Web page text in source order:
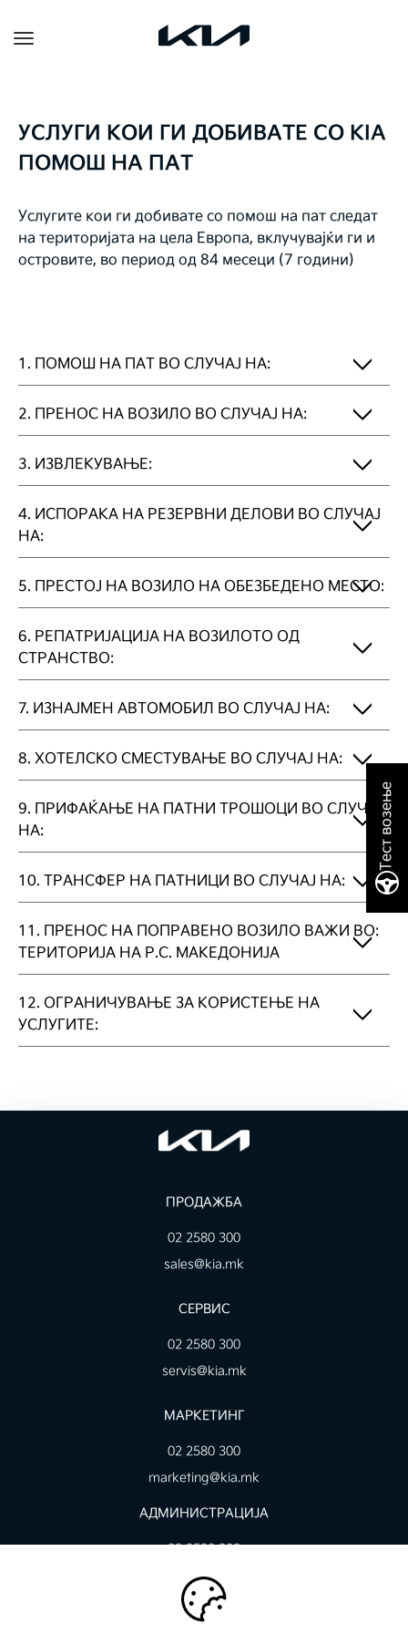
Toggle
УСЛУГИ КОИ ГИ ДОБИВАТЕ СО KIA
ПОМОШ НА ПАТ
Услугите кои ги добивате со помош на пат следат
на територијата на цела Европа, вклучувајќи ги и
островите, во период од 84 месеци (7 години)
1. ПОМОШ НА ПАТ ВО СЛУЧАЈ НА:
2. ПРЕНОС НА ВОЗИЛО ВО СЛУЧАЈ НА:
3. ИЗВЛЕКУВАЊЕ:
4. ИСПОРАКА НА РЕЗЕРВНИ ДЕЛОВИ ВО СЛУЧАЈ
НА:
5. ПРЕСТОЈ НА ВОЗИЛО НА ОБЕЗБЕДЕНО МЕСТО:
6. РЕПАТРИЈАЦИЈА НА ВОЗИЛОТО ОД
СТРАНСТВО:
7. ИЗНАЈМЕН АВТОМОБИЛ ВО СЛУЧАЈ НА:
8. ХОТЕЛСКО СМЕСТУВАЊЕ ВО СЛУЧАЈ НА:
9. ПРИФАЌАЊЕ НА ПАТНИ ТРОШОЦИ ВО СЛУЧАЈ
НА:
10. ТРАНСФЕР НА ПАТНИЦИ ВО СЛУЧАЈ НА:
11. ПРЕНОС НА ПОПРАВЕНО ВОЗИЛО ВАЖИ ВО:
ТЕРИТОРИЈА НА Р.С. МАКЕДОНИЈА
12. ОГРАНИЧУВАЊЕ ЗА КОРИСТЕЊЕ НА
УСЛУГИТЕ:
Тест возење
ПРОДАЖБА
02 2580 300
sales@kia.mk
СЕРВИС
02 2580 300
servis@kia.mk
МАРКЕТИНГ
02 2580 300
marketing@kia.mk
AДМИНИСТРАЦИЈА
02 2580 300
contact@kia.mk